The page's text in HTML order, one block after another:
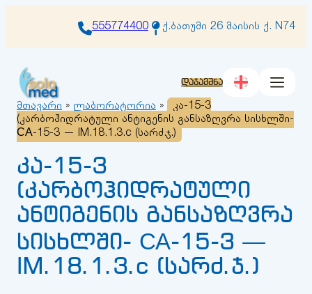
555774400 ქ.ბათუმი 26 მაისის ქ. N74
დაჯავშნა
მთავარი » ლაბორატორია »
კა-15-3
(კარბოჰიდრატული ანტიგენის განსაზღვრა სისხლში-
СА-15-3 — IM.18.1.3.c (სარძ.ჯ.)
კა-15-3
(კარბოჰიდრატული
ანტიგენის განსაზღვრა
სისხლში- СА-15-3 —
IM.18.1.3.c (სარძ.ჯ.)